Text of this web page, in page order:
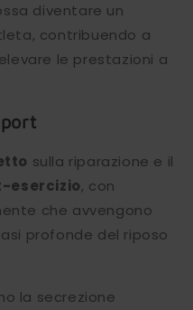
diventare un
contribuendo a
le prestazioni a
sulla riparazione e il
esercizio, con
che avvengono
profonde del riposo
la secrezione